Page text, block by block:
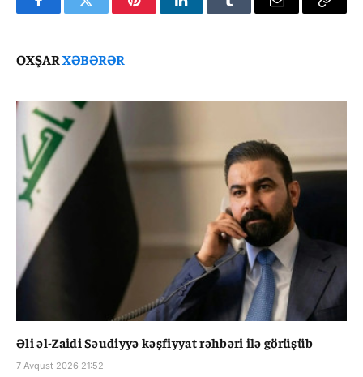
FacebookTwitter PinterestLinkedInTumblr Email
Copy
OXŞARXƏBƏRƏR
Əli əl-Zaidi Səudiyyə kəşfiyyat rəhbəri ilə görüşüb
7 Avqust 2026 21:52